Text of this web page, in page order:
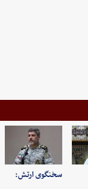
سخنگوی ارتش: